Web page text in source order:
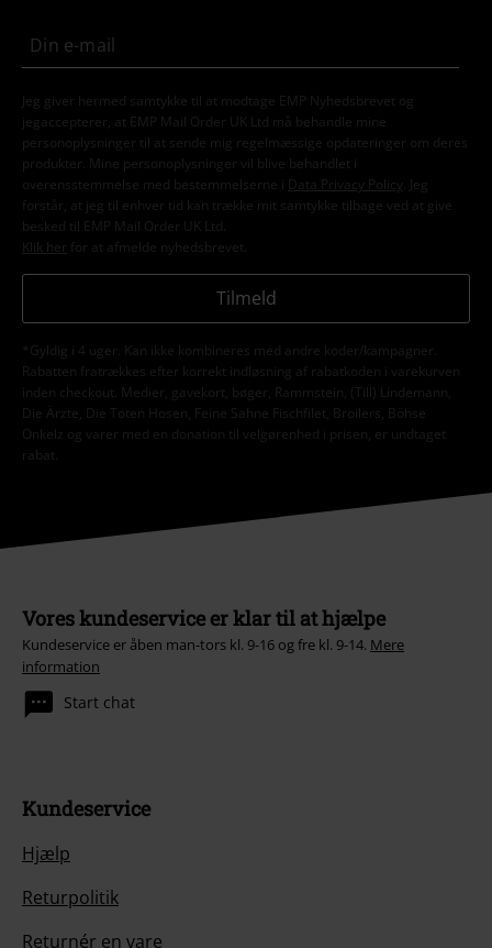
Jeg giver hermed samtykke til at modtage EMP Nyhedsbrevet og
jegaccepterer, at EMP Mail Order UK Ltd må behandle mine
personoplysninger til at sende mig regelmæssige opdateringer om deres
produkter. Mine personoplysninger vil blive behandlet i
overensstemmelse med bestemmelserne i
Data Privacy Policy
. Jeg
forstår, at jeg til enhver tid kan trække mit samtykke tilbage ved at give
besked til EMP Mail Order UK Ltd.
Klik her
for at afmelde nyhedsbrevet.
Tilmeld
*Gyldig i 4 uger. Kan ikke kombineres med andre koder/kampagner.
Rabatten fratrækkes efter korrekt indløsning af rabatkoden i varekurven
inden checkout. Medier, gavekort, bøger, Rammstein, (Till) Lindemann,
Die Ärzte, Die Toten Hosen, Feine Sahne Fischfilet, Broilers, Böhse
Onkelz og varer med en donation til velgørenhed i prisen, er undtaget
rabat.
Vores kundeservice er klar til at hjælpe
Kundeservice er åben man-tors kl. 9-16 og fre kl. 9-14. Mere
information
Start chat
Kundeservice
Hjælp
Returpolitik
Returnér en vare